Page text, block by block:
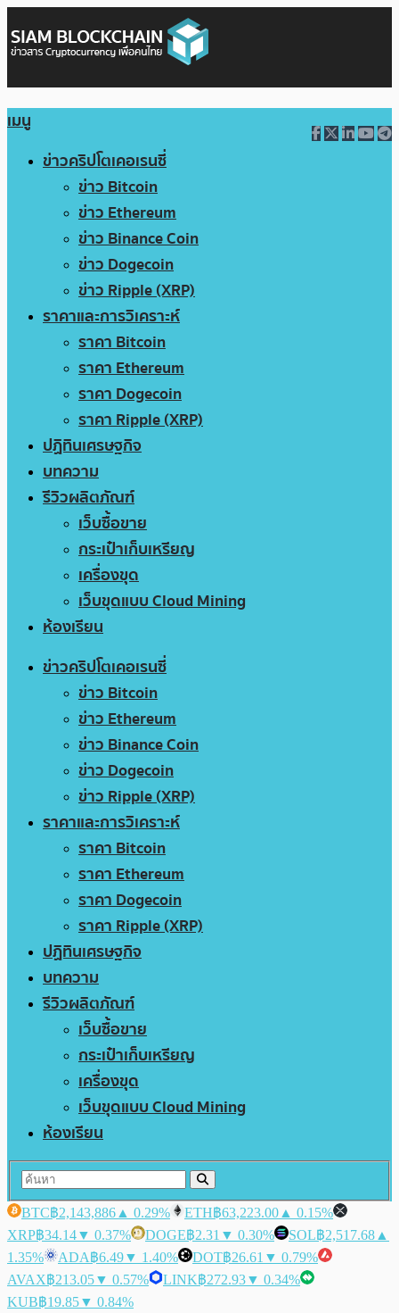
เมนู
ข่าวคริปโตเคอเรนซี่
ข่าว Bitcoin
ข่าว Ethereum
ข่าว Binance Coin
ข่าว Dogecoin
ข่าว Ripple (XRP)
ราคาและการวิเคราะห์
ราคา Bitcoin
ราคา Ethereum
ราคา Dogecoin
ราคา Ripple (XRP)
ปฏิทินเศรษฐกิจ
บทความ
รีวิวผลิตภัณฑ์
เว็บซื้อขาย
กระเป๋าเก็บเหรียญ
เครื่องขุด
เว็บขุดแบบ Cloud Mining
ห้องเรียน
ข่าวคริปโตเคอเรนซี่
ข่าว Bitcoin
ข่าว Ethereum
ข่าว Binance Coin
ข่าว Dogecoin
ข่าว Ripple (XRP)
ราคาและการวิเคราะห์
ราคา Bitcoin
ราคา Ethereum
ราคา Dogecoin
ราคา Ripple (XRP)
ปฏิทินเศรษฐกิจ
บทความ
รีวิวผลิตภัณฑ์
เว็บซื้อขาย
กระเป๋าเก็บเหรียญ
เครื่องขุด
เว็บขุดแบบ Cloud Mining
ห้องเรียน
BTC฿2,143,886 ▲ 0.29% ETH฿63,223.00 ▲ 0.15%
XRP฿34.14▼ 0.37% DOGE฿2.31 ▼ 0.30% SOL฿2,517.68 ▲
1.35%
ADA฿6.49▼ 1.40% DOT฿26.61 ▼ 0.79%
AVAX฿213.05▼ 0.57% LINK฿272.93▼ 0.34%
KUB฿19.85▼ 0.84%